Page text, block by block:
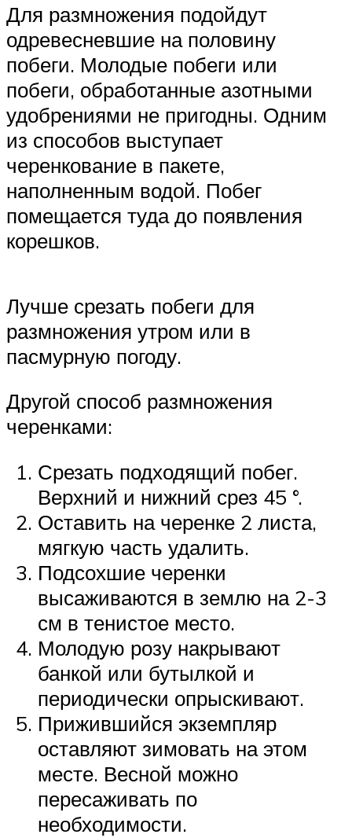
Для размножения подойдут
одревесневшие на половину
побеги. Молодые побеги или
побеги, обработанные азотными
удобрениями не пригодны. Одним
из способов выступает
черенкование в пакете,
наполненным водой. Побег
помещается туда до появления
корешков.
Лучше срезать побеги для
размножения утром или в
пасмурную погоду.
Другой способ размножения
черенками:
Срезать подходящий побег.
Верхний и нижний срез 45 °.
Оставить на черенке 2 листа,
мягкую часть удалить.
Подсохшие черенки
высаживаются в землю на 2-3
см в тенистое место.
Молодую розу накрывают
банкой или бутылкой и
периодически опрыскивают.
Прижившийся экземпляр
оставляют зимовать на этом
месте. Весной можно
пересаживать по
необходимости.